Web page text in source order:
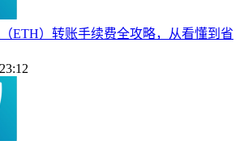
ETH）转账手续费全攻略，从看懂到省